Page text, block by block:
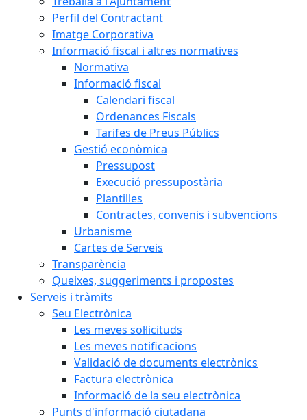
Perfil del Contractant
Imatge Corporativa
Informació fiscal i altres normatives
Normativa
Informació fiscal
Calendari fiscal
Ordenances Fiscals
Tarifes de Preus Públics
Gestió econòmica
Pressupost
Execució pressupostària
Plantilles
Contractes, convenis i subvencions
Urbanisme
Cartes de Serveis
Transparència
Queixes, suggeriments i propostes
Serveis i tràmits
Seu Electrònica
Les meves sol·licituds
Les meves notificacions
Validació de documents electrònics
Factura electrònica
Informació de la seu electrònica
Punts d'informació ciutadana